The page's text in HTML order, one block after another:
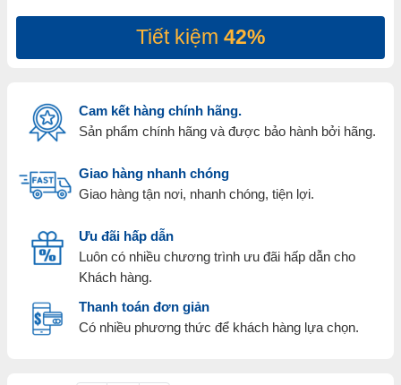
Tiết kiệm 42%
Cam kết hàng chính hãng.
Sản phẩm chính hãng và được bảo hành bởi hãng.
Giao hàng nhanh chóng
Giao hàng tận nơi, nhanh chóng, tiện lợi.
Ưu đãi hấp dẫn
Luôn có nhiều chương trình ưu đãi hấp dẫn cho
Khách hàng.
Thanh toán đơn giản
Có nhiều phương thức để khách hàng lựa chọn.